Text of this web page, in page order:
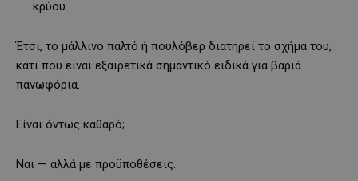
κρύου
Έτσι, το μάλλινο παλτό ή πουλόβερ διατηρεί το σχήμα του,
κάτι που είναι εξαιρετικά σημαντικό ειδικά για βαριά
πανωφόρια.
Είναι όντως καθαρό;
Ναι — αλλά με προϋποθέσεις.